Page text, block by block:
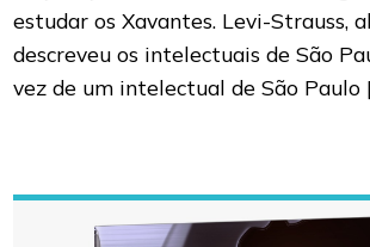
estudar os Xavantes. Levi-Strauss,
descreveu os intelectuais de São
vez de um intelectual de São Paulo